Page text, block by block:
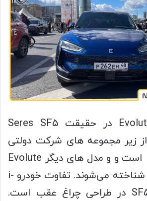
خودرو Evolute i-JET در حقیقت Seres SF5
محصول Sokon از زیر مجموعه های شرکت دولتی
چینی Dongfeng است و و مدل های دیگر Evolute
با نام دانگ فنگ شناخته می‌شوند. تفاوت خودرو i-
JET روسی با SF5 در طراحی چراغ عقب است.